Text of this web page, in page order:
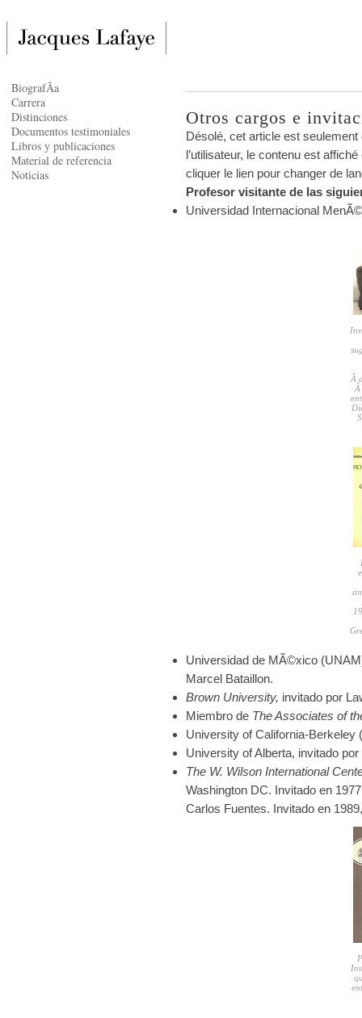
Otros cargos e
Désolé, cet article est
l’utilisateur, le contenu est
cliquer le lien pour changer de
Profesor visitante de las
Universidad Internacional
Â
Universidad de MÃ©xico
Marcel Bataillon.
Brown University, invitado por
Miembro de The Associates of
University of California-Berkeley
University of Alberta, invitado
The W. Wilson International
Washington DC. Invitado en
Carlos Fuentes. Invitado en
BiografÃ­a
Carrera
Distinciones
Documentos testimoniales
Libros y publicaciones
Material de referencia
Noticias